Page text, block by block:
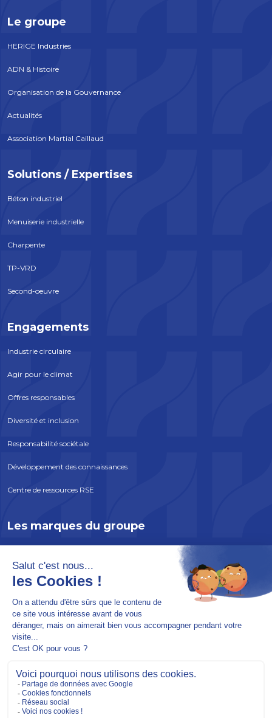
Le groupe
HERIGE Industries
ADN & Histoire
Organisation de la Gouvernance
Actualités
Association Martial Caillaud
Solutions / Expertises
Béton industriel
Menuiserie industrielle
Charpente
TP-VRD
Second-oeuvre
Engagements
Industrie circulaire
Agir pour le climat
Offres responsables
Diversité et inclusion
Responsabilité sociétale
Développement des connaissances
Centre de ressources RSE
Les marques du groupe
INCOBOIS
SOREPRO